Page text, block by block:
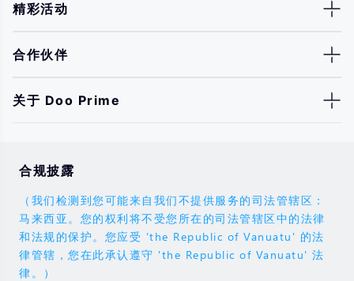
精彩活动
合作伙伴
关于 Doo Prime
合规披露
（我们检测到您可能来自我们不提供服务的司法管辖区：
马来西亚。您的权利将不受您所在的司法管辖区中的法律
和法规的保护。您应受 'the Republic of Vanuatu' 的法
律管辖，您在此承认遵守 'the Republic of Vanuatu' 法
律。）